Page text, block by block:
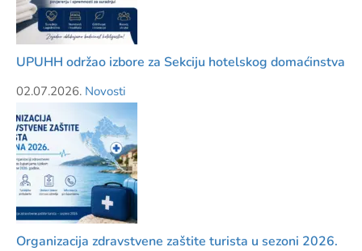
UPUHH održao izbore za Sekciju hotelskog domaćinstva
02.07.2026. Novosti
Organizacija zdravstvene zaštite turista u sezoni 2026.